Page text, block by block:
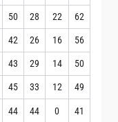
50 28 22 62
42 26 16 56
43 29 14 50
45 33 12 49
44 44 0 41